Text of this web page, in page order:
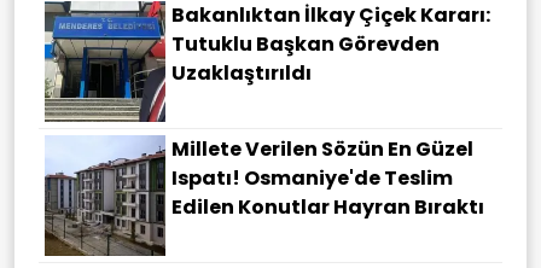
Bakanlıktan İlkay Çiçek Kararı:
Tutuklu Başkan Görevden
Uzaklaştırıldı
Millete Verilen Sözün En Güzel
Ispatı! Osmaniye'de Teslim
Edilen Konutlar Hayran Bıraktı